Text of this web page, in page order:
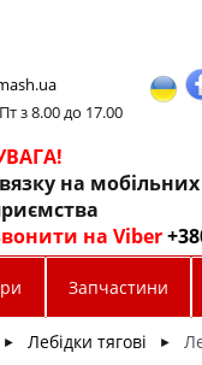
з 8.00 до 17.00
на
на Viber
Запчастини
► Лебідки тягові ►